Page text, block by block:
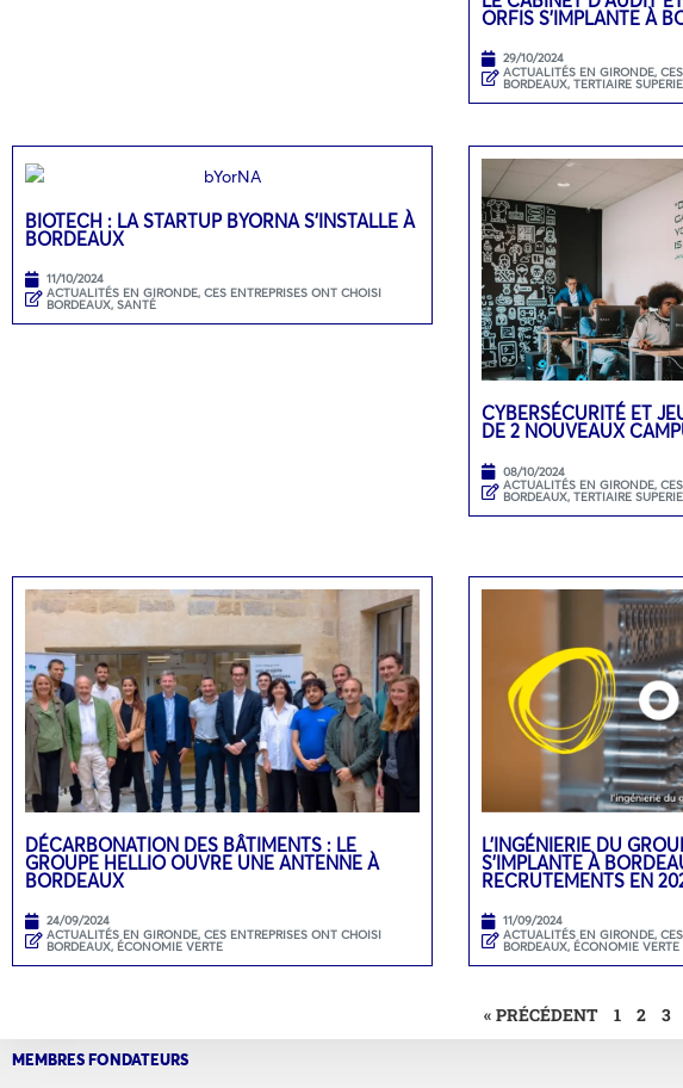
ORFIS S’IMPLANTE À
29/10/2024
ACTUALITÉS EN GIRONDE,
BORDEAUX,TERTIAIRE
BIOTECH : LA STARTUP BYORNA S’INSTALLE À
BORDEAUX
11/10/2024
ACTUALITÉS EN GIRONDE, CES ENTREPRISES ONT CHOISI
BORDEAUX, SANTÉ
CYBERSÉCURITÉ ET
DE 2 NOUVEAUX
08/10/2024
ACTUALITÉS EN GIRONDE,
BORDEAUX,TERTIAIRE
DÉCARBONATION DES BÂTIMENTS : LE
GROUPE HELLIO OUVRE UNE ANTENNE À
BORDEAUX
24/09/2024
ACTUALITÉS EN GIRONDE, CES ENTREPRISES ONT CHOISI
BORDEAUX, ÉCONOMIE VERTE
L’INGÉNIERIE DU
S’IMPLANTE À
RECRUTEMENTS EN
11/09/2024
ACTUALITÉS EN GIRONDE,
BORDEAUX, ÉCONOMIE VERTE
« PRÉCÉDENT 1 2 3
MEMBRES FONDATEURS